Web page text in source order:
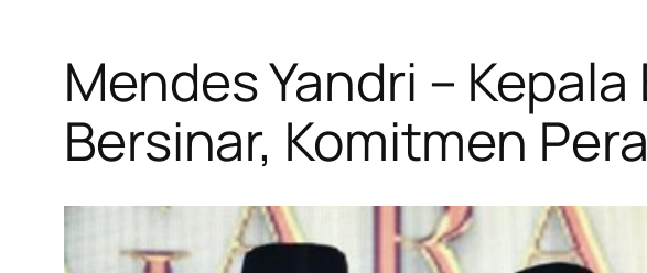
Mendes Yandri –
Bersinar, Komitmen